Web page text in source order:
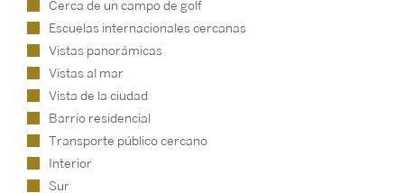
Cerca de un campo de golf
Escuelas internacionales cercanas
Vistas panorámicas
Vistas al mar
Vista de la ciudad
Barrio residencial
Transporte público cercano
Interior
Sur